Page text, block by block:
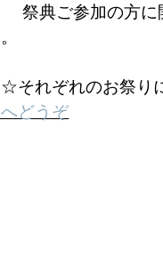
加の方に開運
のお祭りにつ
どうぞ